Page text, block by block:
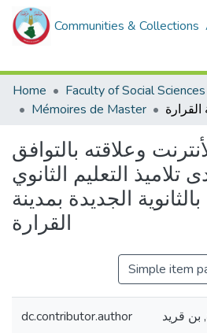
Communities & Collections
Home
Mémoires de Master
وعلاقته بالتوافق
تلاميذ التعليم الثانوي
الجديدة بمدينة
القرارة
Simple item
dc.contributor.author بن قريد